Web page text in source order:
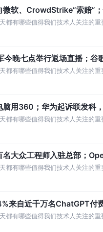
软、CrowdStrike“索赔”
有哪些值得我们技术人关注的
薪 6000 元起
晚七点举行返场直播；谷
都有哪些值得我们技术人关注的
回应称与WPS在
用360；华为起诉联发科
都有哪些值得我们技术人关注的
少：90% 的电脑大多
大众工程师入驻总部；
都有哪些值得我们技术人关注的
公关一号位确认为蒋昕捷
来自近千万名ChatGPT付
都有哪些值得我们技术人关注的
，超过去两年总和